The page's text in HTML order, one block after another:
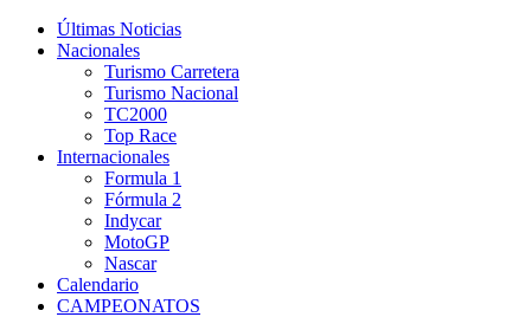
Últimas Noticias
Nacionales
Turismo Carretera
Turismo Nacional
TC2000
Top Race
Internacionales
Formula 1
Fórmula 2
Indycar
MotoGP
Nascar
Calendario
CAMPEONATOS